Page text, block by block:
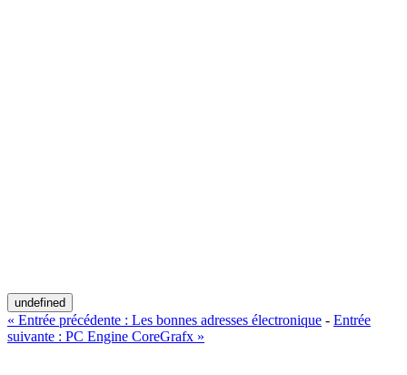
undefined
« Entrée précédente : Les bonnes adresses électronique - Entrée
suivante : PC Engine CoreGrafx »